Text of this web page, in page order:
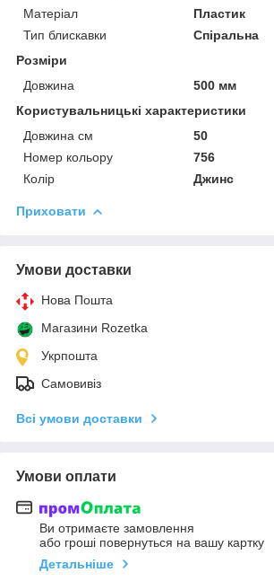
Матеріал
Пластик
Тип блискавки
Спіральна
Розміри
Довжина
500 мм
Користувальницькі характеристики
Довжина см
50
Номер кольору
756
Колір
Джинс
Приховати
Умови доставки
Нова Пошта
Магазини Rozetka
Укрпошта
Самовивіз
Всі умови доставки
Умови оплати
Ви отримаєте замовлення
або гроші повернуться на вашу картку
Детальніше